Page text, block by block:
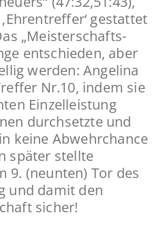
gestattet
„Meisterschafts-
entschieden, aber
werden: Angelina
Nr.10, indem sie
Einzelleistung
durchsetzte und
keine Abwehrchance
später stellte
9. (neunten) Tor des
und damit den
sicher!